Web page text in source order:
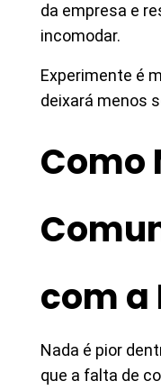
da empresa e
incomodar.
Experimente é
deixará menos
Como
com a
Nada é pior
que a falta de